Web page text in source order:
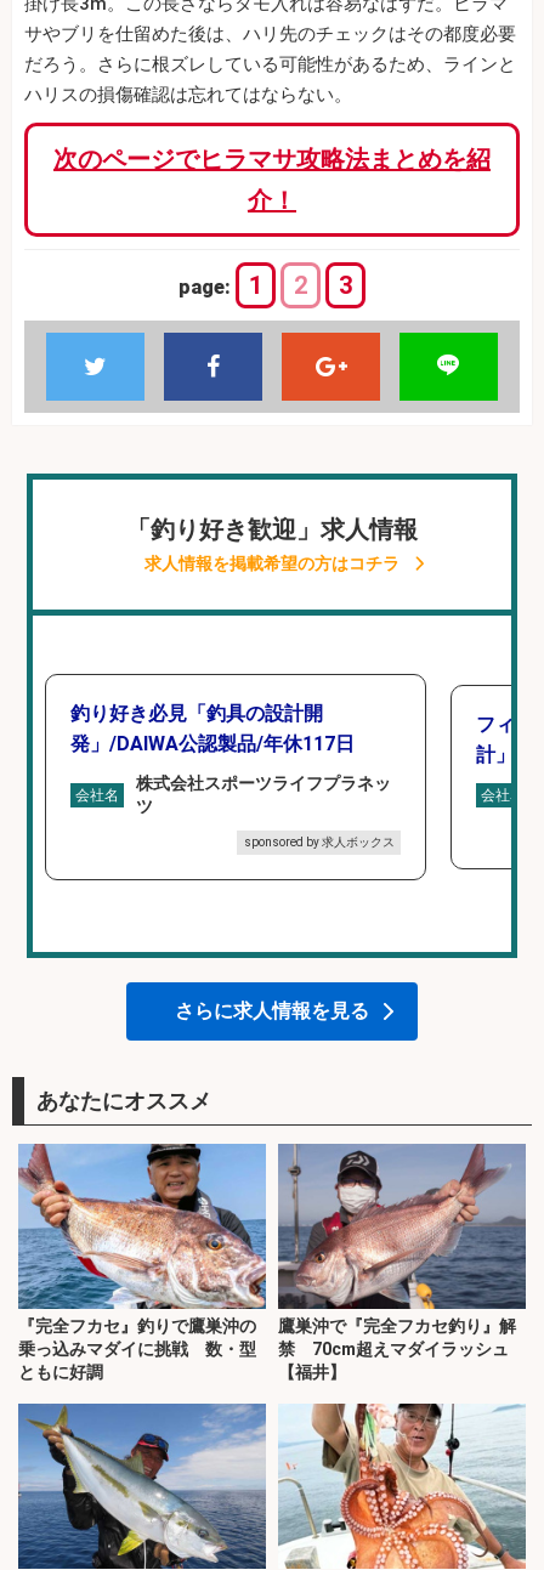
サやブリを仕留めた後は、ハリ先のチェックはその都度必要
だろう。さらに根ズレしている可能性があるため、ラインと
ハリスの損傷確認は忘れてはならない。
次のページでヒラマサ攻略法まとめを紹
介！
page: 1 2 3
「釣り好き歓迎」求人情報
求人情報を掲載希望の方はコチラ
釣り好き必見「釣具の設計開
発」/DAIWA公認製品/年休117日
会社名
株式会社スポーツライフプラネッ
ツ
sponsored by 求人ボックス
フィッ
計」
会社名
さらに求人情報を見る
あなたにオススメ
『完全フカセ』釣りで鷹巣沖の
乗っ込みマダイに挑戦 数・型
ともに好調
鷹巣沖で『完全フカセ釣り』解
禁 70cm超えマダイラッシュ
【福井】